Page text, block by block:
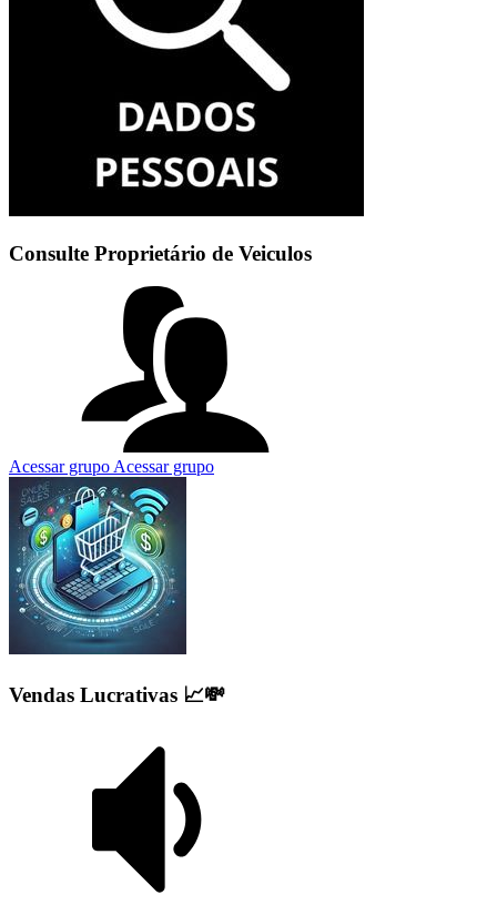
Consulte Proprietário de Veiculos
Acessar grupo Acessar grupo
Vendas Lucrativas 📈💸